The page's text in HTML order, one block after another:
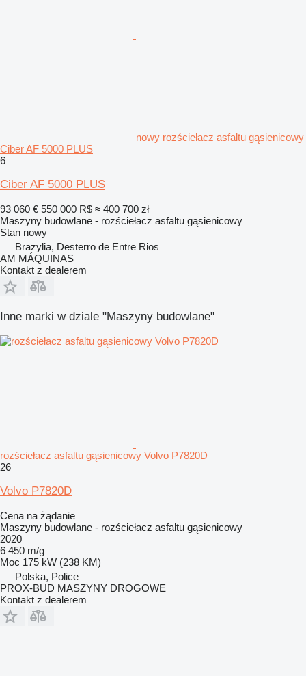
nowy rozściełacz asfaltu gąsienicowy
Ciber AF 5000 PLUS
6
Ciber AF 5000 PLUS
93 060 € 550 000 R$ ≈ 400 700 zł
Maszyny budowlane - rozściełacz asfaltu gąsienicowy
Stan nowy
Brazylia, Desterro de Entre Rios
AM MÁQUINAS
Kontakt z dealerem
Inne marki w dziale "Maszyny budowlane"
rozściełacz asfaltu gąsienicowy Volvo P7820D
26
Volvo P7820D
Cena na żądanie
Maszyny budowlane - rozściełacz asfaltu gąsienicowy
2020
6 450 m/g
Moc 175 kW (238 KM)
Polska, Police
PROX-BUD MASZYNY DROGOWE
Kontakt z dealerem